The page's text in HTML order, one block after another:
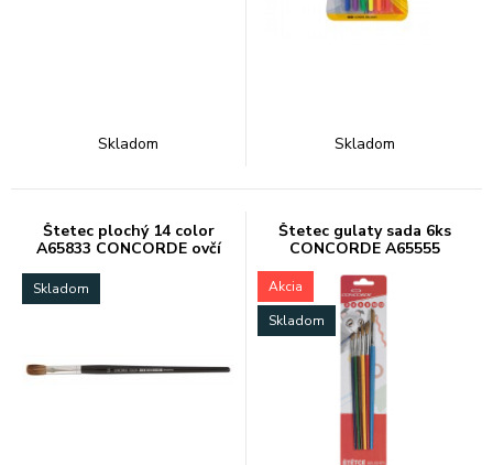
Skladom Skladom
Štetec plochý 14 color
A65833 CONCORDE ovčí
Skladom
Štetec gulaty sada 6ks
CONCORDE A65555
(2,4,6,8,10,12)
Akcia
Skladom